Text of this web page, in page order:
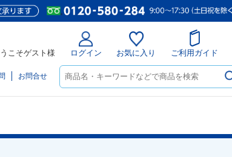
こそゲスト様 ログイン お気に入り ご利用ガイド
お問合せ